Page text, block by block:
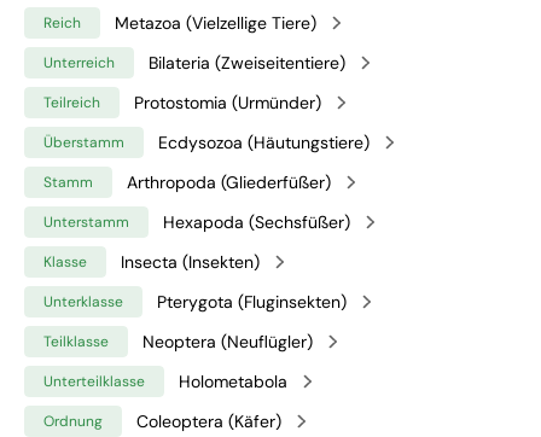
Reich Metazoa (Vielzellige Tiere)
Unterreich Bilateria (Zweiseitentiere)
Teilreich Protostomia (Urmünder)
Überstamm Ecdysozoa (Häutungstiere)
Stamm Arthropoda (Gliederfüßer)
Unterstamm Hexapoda (Sechsfüßer)
Klasse Insecta (Insekten)
Unterklasse Pterygota (Fluginsekten)
Teilklasse Neoptera (Neuflügler)
Unterteilklasse Holometabola
Ordnung Coleoptera (Käfer)